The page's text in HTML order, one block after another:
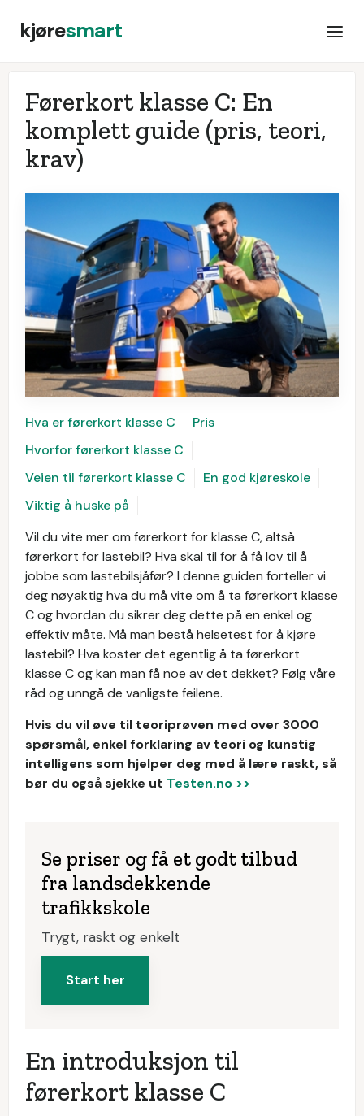
kjøresmart
Førerkort klasse C: En
komplett guide (pris, teori,
krav)
Hva er førerkort klasse C
Pris
Hvorfor førerkort klasse C
Veien til førerkort klasse C
En god kjøreskole
Viktig å huske på
Vil du vite mer om førerkort for klasse C, altså
førerkort for lastebil? Hva skal til for å få lov til å
jobbe som lastebilsjåfør? I denne guiden forteller vi
deg nøyaktig hva du må vite om å ta førerkort klasse
C og hvordan du sikrer deg dette på en enkel og
effektiv måte. Må man bestå helsetest for å kjøre
lastebil? Hva koster det egentlig å ta førerkort
klasse C og kan man få noe av det dekket? Følg våre
råd og unngå de vanligste feilene.
Hvis du vil øve til teoriprøven med over 3000
spørsmål, enkel forklaring av teori og kunstig
intelligens som hjelper deg med å lære raskt, så
bør du også sjekke ut Testen.no >>
Se priser og få et godt tilbud
fra landsdekkende
trafikkskole
Trygt, raskt og enkelt
Start her
En introduksjon til
førerkort klasse C